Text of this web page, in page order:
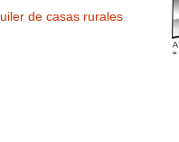
de casas rurales